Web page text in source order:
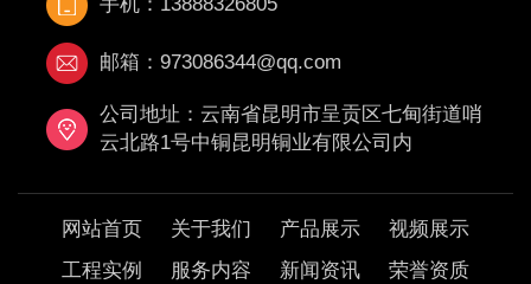
邮箱：973086344@qq.com
公司地址：云南省昆明市呈贡区七甸街道哨
云北路1号中铜昆明铜业有限公司内
网站首页 关于我们 产品展示
视频展示
工程实例
服务内容 新闻资讯
荣誉资质